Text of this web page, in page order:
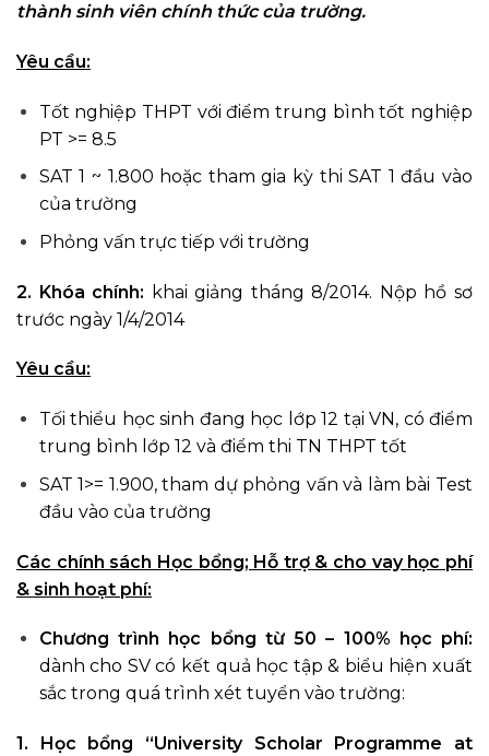
thành sinh viên chính thức của trường.
Yêu cầu:
Tốt nghiệp THPT với điểm trung bình tốt nghiệp
PT >= 8.5
SAT 1 ~ 1.800 hoặc tham gia kỳ thi SAT 1 đầu vào
của trường
Phỏng vấn trực tiếp với trường
2. Khóa chính: khai giảng tháng 8/2014. Nộp hồ sơ
trước ngày 1/4/2014
Yêu cầu:
Tối thiểu học sinh đang học lớp 12 tại VN, có điểm
trung bình lớp 12 và điểm thi TN THPT tốt
SAT 1>= 1.900, tham dự phỏng vấn và làm bài Test
đầu vào của trường
Các chính sách Học bổng; Hỗ trợ & cho vay học phí
& sinh hoạt phí:
Chương trình học bổng từ 50 – 100% học phí:
dành cho SV có kết quả học tập & biểu hiện xuất
sắc trong quá trình xét tuyển vào trường:
1.
Học bổng “University Scholar Programme at